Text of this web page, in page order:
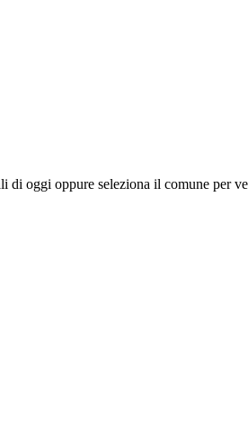
di oggi oppure seleziona il comune per